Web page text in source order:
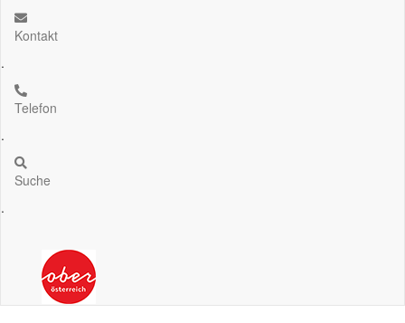
Kontakt
.
Telefon
.
Suche
.